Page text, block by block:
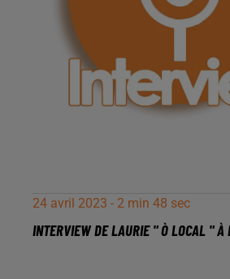
24 avril 2023 - 2 min 48 sec
INTERVIEW DE LAURIE " Ò LOCAL " À